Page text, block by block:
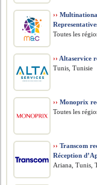
››
Toutes les
›› Altaservice
Tunis, Tunisie
›› Monoprix
Toutes les
›› Transcom
Réception
Ariana, Tunis,